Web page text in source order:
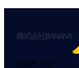
株式会社BANANA
茨城県 本店